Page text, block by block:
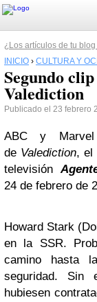
¿Los artículos de tu
INICIO › CULTURA Y
Segundo
Valediction
Publicado el 23 febrero
ABC y
de Valediction, el
televisión
24 de febrero de
Howard Stark
en la SSR.
camino hasta
seguridad. Sin
hubiesen